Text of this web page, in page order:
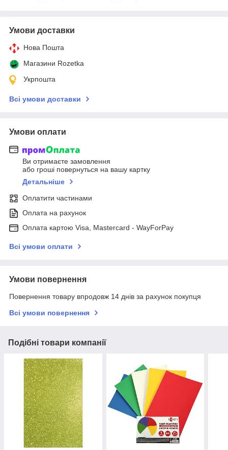
Умови доставки
Нова Пошта
Магазини Rozetka
Укрпошта
Всі умови доставки
Умови оплати
Ви отримаєте замовлення
або гроші повернуться на вашу картку
Детальніше
Оплатити частинами
Оплата на рахунок
Оплата картою Visa, Mastercard - WayForPay
Всі умови оплати
Умови повернення
Повернення товару впродовж 14 днів за рахунок покупця
Всі умови повернення
Подібні товари компанії